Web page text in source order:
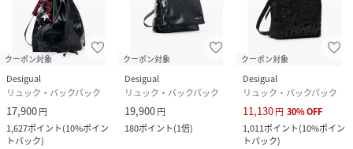
クーポン対象
Desigual
リュック・バックパック
17,900円
1,627ポイント(10%ポイン
トバック)
クーポン対象
Desigual
リュック・バックパック
19,900円
180ポイント(1倍)
クーポン対象
Desigual
リュック・バックパック
11,130円 30%OFF
1,011ポイント(10%ポイン
トバック)